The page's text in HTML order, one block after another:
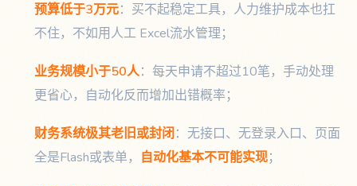
预算低于3万元：买不起稳定工具，人力维护成本也扛
不住，不如用人工 Excel流水管理；
业务规模小于50人：每天申请不超过10笔，手动处理
更省心，自动化反而增加出错概率；
财务系统极其老旧或封闭 ：无接口、无登录入口、页面
全是Flash或表单， 自动化基本不可能实现；